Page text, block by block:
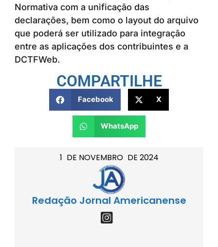
1 DE NOVEMBRO DE 2024
Redação Jornal Americanense
Normativa com a unificação das
declarações, bem como o layout do arquivo
que poderá ser utilizado para integração
entre as aplicações dos contribuintes e a
DCTFWeb.
COMPARTILHE
Facebook X
WhatsApp